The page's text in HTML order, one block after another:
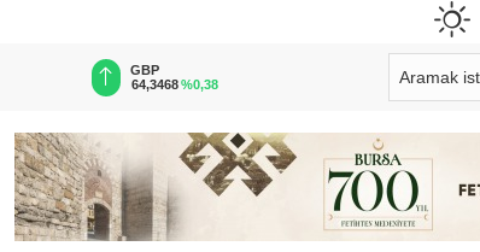
GBP
64,3468 %0,38
CHF
59,0083%0,82